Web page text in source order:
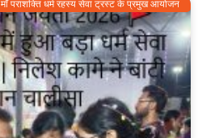
माँ पराशक्ति धर्म रहस्य सेवा ट्रस्ट के प्रमुख आयोजन